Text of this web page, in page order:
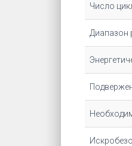
Число
Диапазон